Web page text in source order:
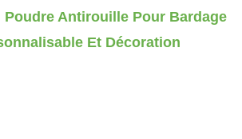
Poudre Antirouille Pour Bardage
Et Décoration